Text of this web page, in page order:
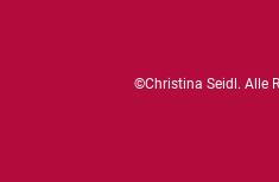
©Christina Seidl. Alle